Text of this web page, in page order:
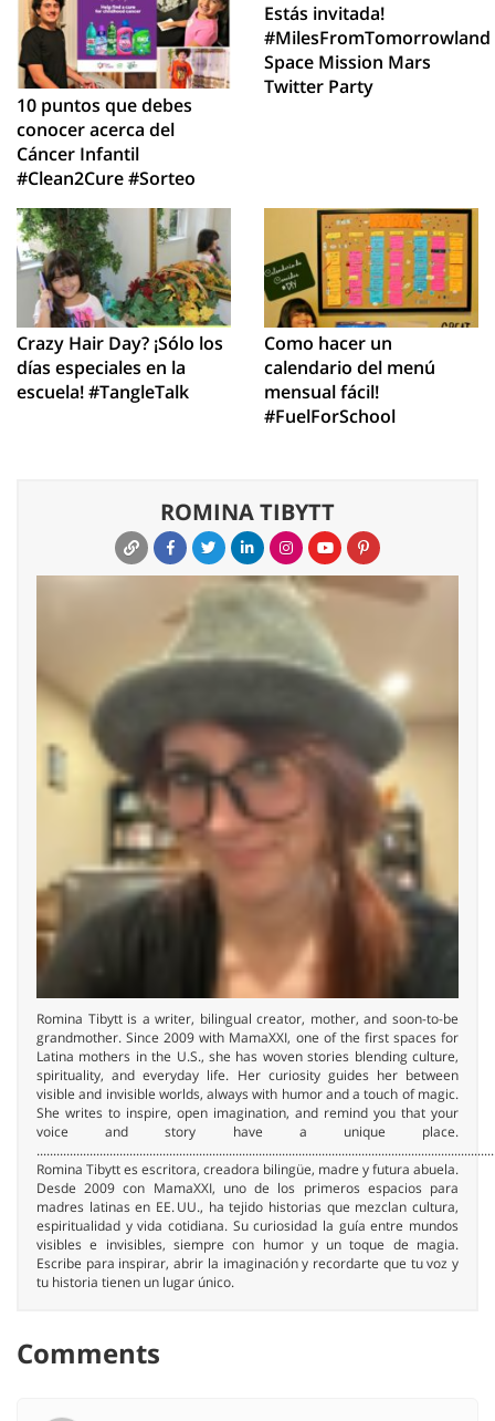
10 puntos que debes
conocer acerca del
Cáncer Infantil
#Clean2Cure #Sorteo
Estás invitada!
#MilesFromTomorrowland
Space Mission Mars
Twitter Party
Crazy Hair Day? ¡Sólo los
días especiales en la
escuela! #TangleTalk
Como hacer un
calendario del menú
mensual fácil!
#FuelForSchool
ROMINA TIBYTT
Romina Tibytt is a writer, bilingual creator, mother, and soon-to-be
grandmother. Since 2009 with MamaXXI, one of the first spaces for
Latina mothers in the U.S., she has woven stories blending culture,
spirituality, and everyday life. Her curiosity guides her between
visible and invisible worlds, always with humor and a touch of magic.
She writes to inspire, open imagination, and remind you that your
voice and story have a unique place.
Romina Tibytt es escritora, creadora bilingüe, madre y futura abuela.
Desde 2009 con MamaXXI, uno de los primeros espacios para
madres latinas en EE. UU., ha tejido historias que mezclan cultura,
espiritualidad y vida cotidiana. Su curiosidad la guía entre mundos
visibles e invisibles, siempre con humor y un toque de magia.
Escribe para inspirar, abrir la imaginación y recordarte que tu voz y
tu historia tienen un lugar único.
Comments